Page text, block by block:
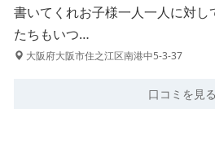
書いてくれお子様一人一人に対
たちもいつ…
大阪府大阪市住之江区南港中5-3-37
口コミを見る